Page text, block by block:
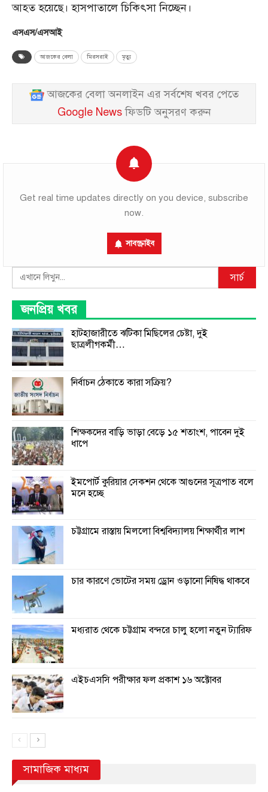
আহত হয়েছে। হাসপাতালে চিকিৎসা নিচ্ছেন।
এসএস/এসআই
আজকের বেলা মিরসরাই মৃত্যু
আজকের বেলা অনলাইন এর সর্বশেষ খবর পেতে
Google Newsফিডটি অনুসরণ করুন
Get real time updates directly on you device, subscribe
now.
সাবস্ক্রাইব
Search সার্চ
জনপ্রিয় খবর
হাটহাজারীতে ঝটিকা মিছিলের চেষ্টা, দুই
ছাত্রলীগকর্মী…
নির্বাচন ঠেকাতে কারা সক্রিয়?
শিক্ষকদের বাড়ি ভাড়া বেড়ে ১৫ শতাংশ, পাবেন দুই
ধাপে
ইমপোর্ট কুরিয়ার সেকশন থেকে আগুনের সূত্রপাত বলে
মনে হচ্ছে
চট্টগ্রামে রাস্তায় মিললো বিশ্ববিদ্যালয় শিক্ষার্থীর লাশ
চার কারণে ভোটের সময় ড্রোন ওড়ানো নিষিদ্ধ থাকবে
মধ্যরাত থেকে চট্টগ্রাম বন্দরে চালু হলো নতুন ট্যারিফ
এইচএসসি পরীক্ষার ফল প্রকাশ ১৬ অক্টোবর
সামাজিক মাধ্যম